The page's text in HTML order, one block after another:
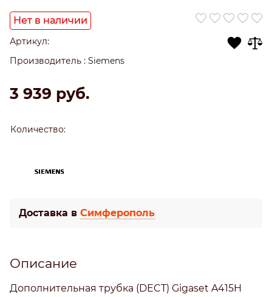
Нет в наличии
Артикул:
Производитель : Siemens
3 939 руб.
Количество:
Доставка в Симферополь
Описание
Дополнительная трубка (DECT) Gigaset A415H